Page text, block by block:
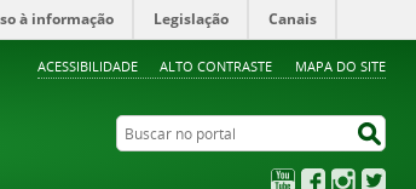
ACESSIBILIDADE ALTO CONTRASTE MAPA DO SITE
à informação Legislação Canais
Buscar no portal
YouTubeFacebookInstagram